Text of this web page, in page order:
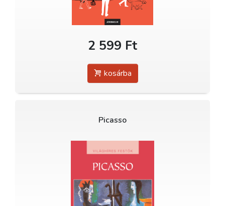
2 599 Ft
kosárba
Picasso